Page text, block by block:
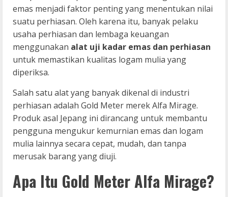
emas menjadi faktor penting yang menentukan nilai
suatu perhiasan. Oleh karena itu, banyak pelaku
usaha perhiasan dan lembaga keuangan
menggunakan alat uji kadar emas dan perhiasan
untuk memastikan kualitas logam mulia yang
diperiksa.
Salah satu alat yang banyak dikenal di industri
perhiasan adalah Gold Meter merek Alfa Mirage.
Produk asal Jepang ini dirancang untuk membantu
pengguna mengukur kemurnian emas dan logam
mulia lainnya secara cepat, mudah, dan tanpa
merusak barang yang diuji.
Apa Itu Gold Meter Alfa Mirage?